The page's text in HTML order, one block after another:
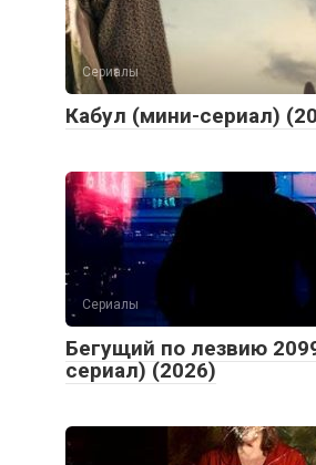
Сериалы
Кабул (мини-сериал)
Сериалы
Бегущий по лезвию
сериал) (2026)